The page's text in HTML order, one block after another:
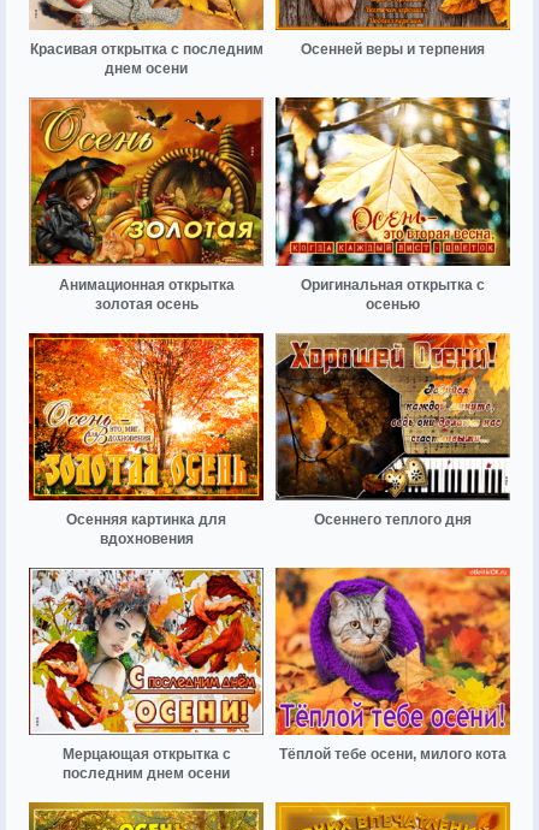
Красивая открытка с последним
днем осени
Осенней веры и терпения
Анимационная открытка
золотая осень
Оригинальная открытка с
осенью
Осенняя картинка для
вдохновения
Осеннего теплого дня
Мерцающая открытка с
последним днем осени
Тёплой тебе осени, милого кота